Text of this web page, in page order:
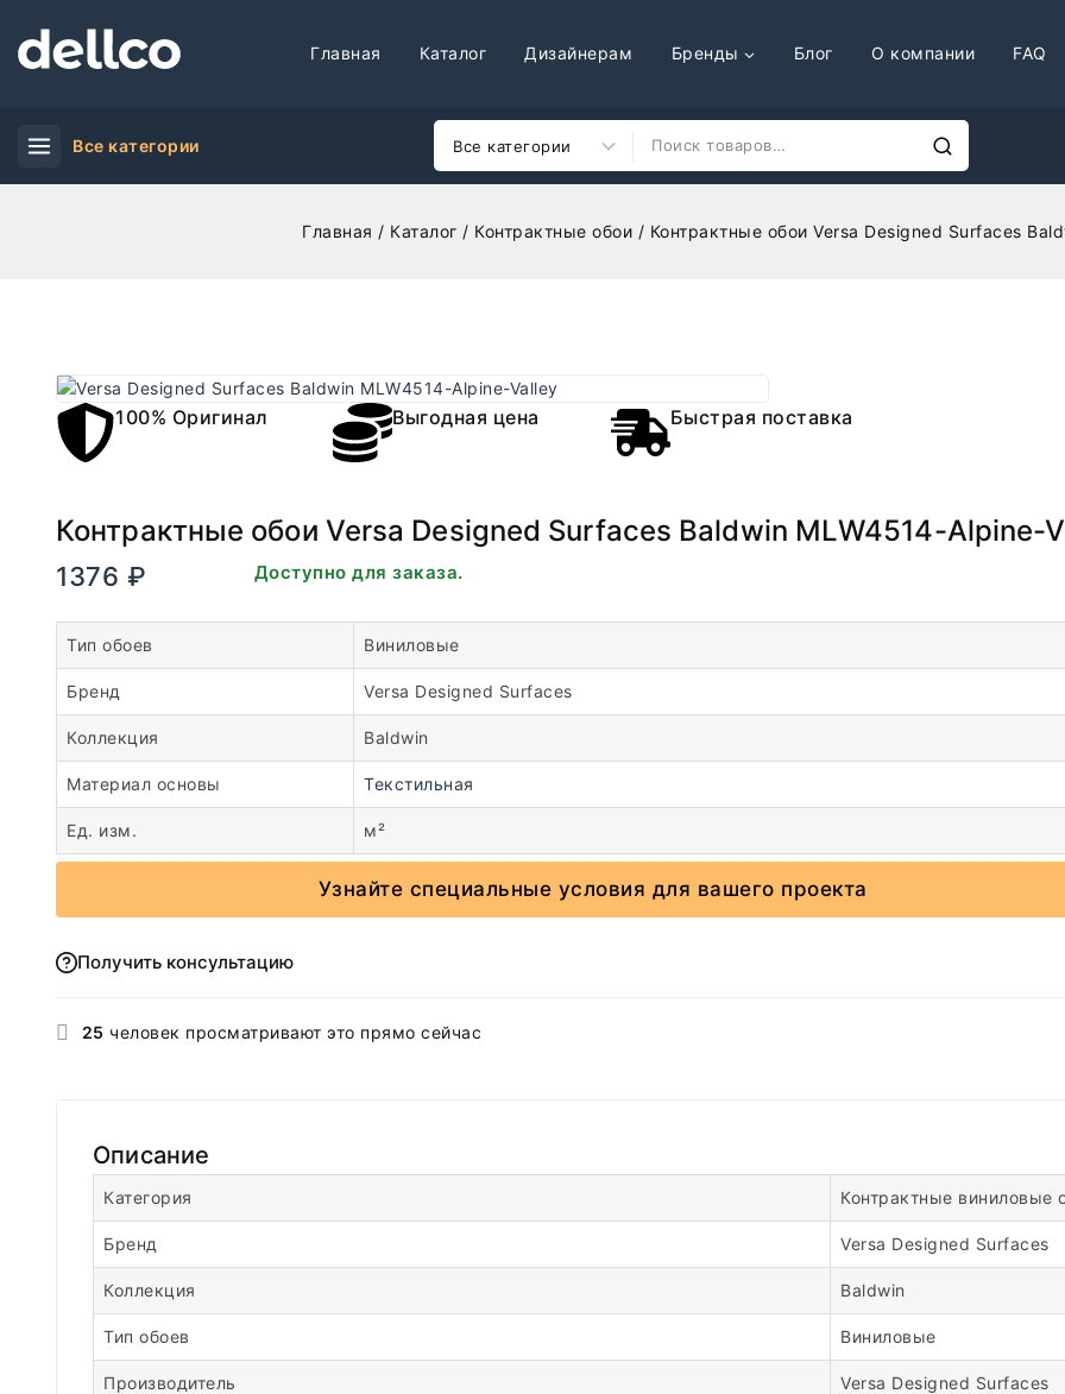
Главная Каталог Дизайнерам Бренды Блог О компании FAQ
Все категории
Главная / Каталог / Контрактные обои / Контрактные обои Versa Designed Surfaces
100% Оригинал Выгодная цена Быстрая поставка
Контрактные обои Versa Designed Surfaces Baldwin MLW4514-Alpine-
1376 ₽ В наличии. Доступно для заказа.
Тип обоев Виниловые
Бренд Versa Designed Surfaces
Коллекция Baldwin
Материал основы Текстильная
Ед. изм. м²
Узнайте специальные условия для вашего проекта
Получить консультацию
25 человек просматривают это прямо сейчас
Описание
Категория Контрактные виниловые
Бренд Versa Designed Surfaces
Коллекция Baldwin
Тип обоев Виниловые
Производитель Versa Designed Surfaces